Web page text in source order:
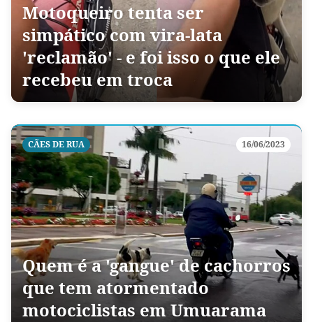
Motoqueiro tenta ser
simpático com vira-lata
'reclamão' - e foi isso o que ele
recebeu em troca
CÃES DE RUA 16/06/2023
Quem é a 'gangue' de cachorros
que tem atormentado
motociclistas em Umuarama